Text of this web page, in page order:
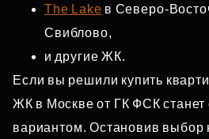
The Lake в
Свиблово,
и другие ЖК.
Если вы решили купить
ЖК в Москве от ГК ФСК станет
вариантом. Остановив выбор